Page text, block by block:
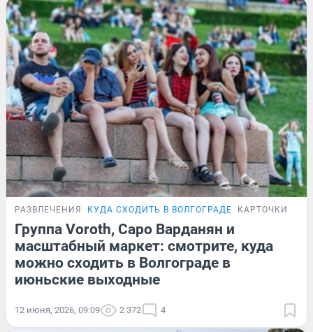
РАЗВЛЕЧЕНИЯ КУДА СХОДИТЬ В ВОЛГОГРАДЕ КАРТОЧКИ
Группа Voroth, Саро Варданян и
масштабный маркет: смотрите, куда
можно сходить в Волгограде в
июньские выходные
12 июня, 2026, 09:09 2 372 4